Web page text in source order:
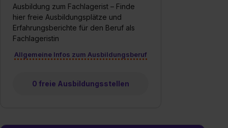
Ausbildung zum Fachlagerist – Finde
hier freie Ausbildungsplätze und
Erfahrungsberichte für den Beruf als
Fachlageristin
Allgemeine Infos zum Ausbildungsberuf
0 freie Ausbildungsstellen